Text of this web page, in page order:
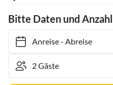
Bitte Daten und
Anreise- Abreise